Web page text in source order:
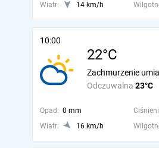
Wiatr:
14 km/h
10:00
22°C
Odczuwalna 23°C
Zachmurzenie
Opad: 0 mm
Wiatr:
16 km/h